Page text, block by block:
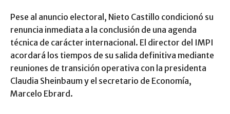
Pese al anuncio electoral, Nieto Castillo condicionó su
renuncia inmediata a la conclusión de una agenda
técnica de carácter internacional. El director del IMPI
acordará los tiempos de su salida definitiva mediante
reuniones de transición operativa con la presidenta
Claudia Sheinbaum y el secretario de Economía,
Marcelo Ebrard.